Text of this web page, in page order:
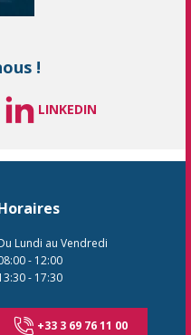
!
LINKEDIN
Lundi au Vendredi
- 12:00
- 17:30
+33 3 69 76 11 00